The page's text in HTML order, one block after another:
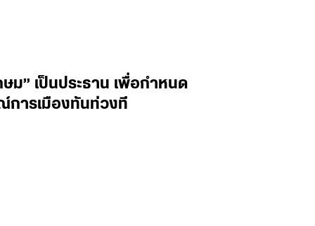
ม” เป็นประธาน เพื่อกำหนด
ารเมืองทันท่วงที